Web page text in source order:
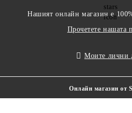
Нашият онлайн магазин е
Прочетете нашата
Моите лични
Онлайн магазин от